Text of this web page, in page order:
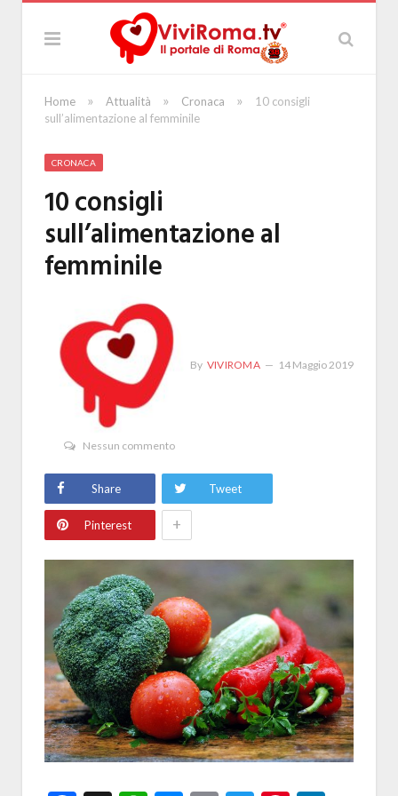
Home » Attualità » Cronaca »
10 consigli
sull’alimentazione al femminile
CRONACA
10 consigli
sull’alimentazione al
femminile
By VIVIROMA 14 Maggio 2019
Nessun commento
Share Tweet
Pinterest +